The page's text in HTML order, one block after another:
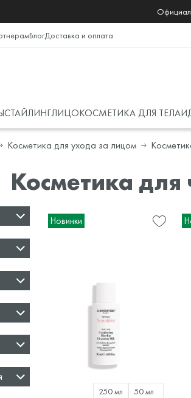
БлогДоставка и оплата
СТАЙЛИНГЛИЦОКОСМЕТИКА ДЛЯ ТЕЛА
Косметика для ухода за лицом
Косметика
Новинки
250 мл 50 мл